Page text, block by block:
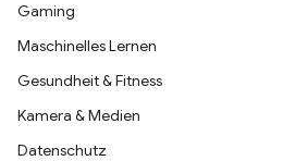
Gaming
Maschinelles Lernen
Gesundheit & Fitness
Kamera & Medien
Datenschutz